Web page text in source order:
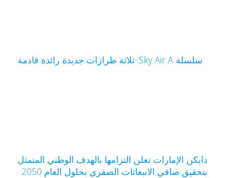
سلسلة Sky Air A: ثلاثة طرازات جديدة رائدة قادمة
الإمارات تعلن التزامها بالهدف الوطني المتمثل
صافي الانبعاثات الصفري بحلول العام 2050